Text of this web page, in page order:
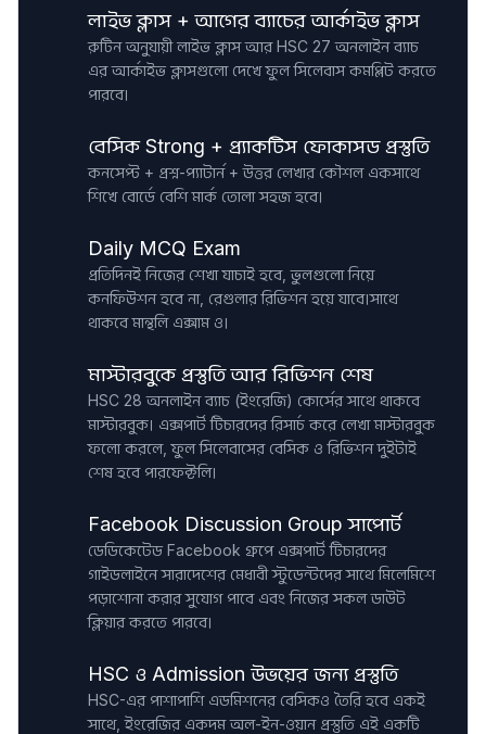
লাইভ ক্লাস + আগের ব্যাচের আর্কাইভ ক্লাস
রুটিন অনুযায়ী লাইভ ক্লাস আর HSC 27 অনলাইন ব্যাচ
এর আর্কাইভ ক্লাসগুলো দেখে ফুল সিলেবাস কমপ্লিট করতে
পারবে।
বেসিক Strong + প্র্যাকটিস ফোকাসড প্রস্তুতি
কনসেপ্ট + প্রশ্ন-প্যাটার্ন + উত্তর লেখার কৌশল একসাথে
শিখে বোর্ডে বেশি মার্ক তোলা সহজ হবে।
Daily MCQ Exam
প্রতিদিনই নিজের শেখা যাচাই হবে, ভুলগুলো নিয়ে
কনফিউশন হবে না, রেগুলার রিভিশন হয়ে যাবে।সাথে
থাকবে মান্থলি এক্সাম ও।
মাস্টারবুকে প্রস্তুতি আর রিভিশন শেষ
HSC 28 অনলাইন ব্যাচ (ইংরেজি) কোর্সের সাথে থাকবে
মাস্টারবুক। এক্সপার্ট টিচারদের রিসার্চ করে লেখা মাস্টারবুক
ফলো করলে, ফুল সিলেবাসের বেসিক ও রিভিশন দুইটাই
শেষ হবে পারফেক্টলি।
Facebook Discussion Group সাপোর্ট
ডেডিকেটেড Facebook গ্রুপে এক্সপার্ট টিচারদের
গাইডলাইনে সারাদেশের মেধাবী স্টুডেন্টদের সাথে মিলেমিশে
পড়াশোনা করার সুযোগ পাবে এবং নিজের সকল ডাউট
ক্লিয়ার করতে পারবে।
HSC ও Admission উভয়ের জন্য প্রস্তুতি
HSC-এর পাশাপাশি এডমিশনের বেসিকও তৈরি হবে একই
সাথে, ইংরেজির একদম অল-ইন-ওয়ান প্রস্তুতি এই একটি